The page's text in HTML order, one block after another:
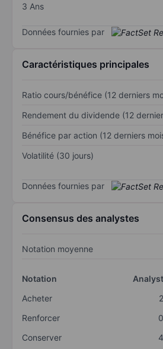
3 Ans
Données fournies par
Caractéristiques principales
Ratio cours/bénéfice (12 derniers
Rendement du dividende (12
Bénéfice par action (12 derniers
Volatilité (30 jours)
Données fournies par
Consensus des analystes
Notation moyenne
Notation
Acheter
Renforcer
0
Conserver